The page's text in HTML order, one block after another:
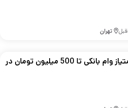
تهران
ارائه امتیاز وام بانکی تا 500 میلیون تومان در